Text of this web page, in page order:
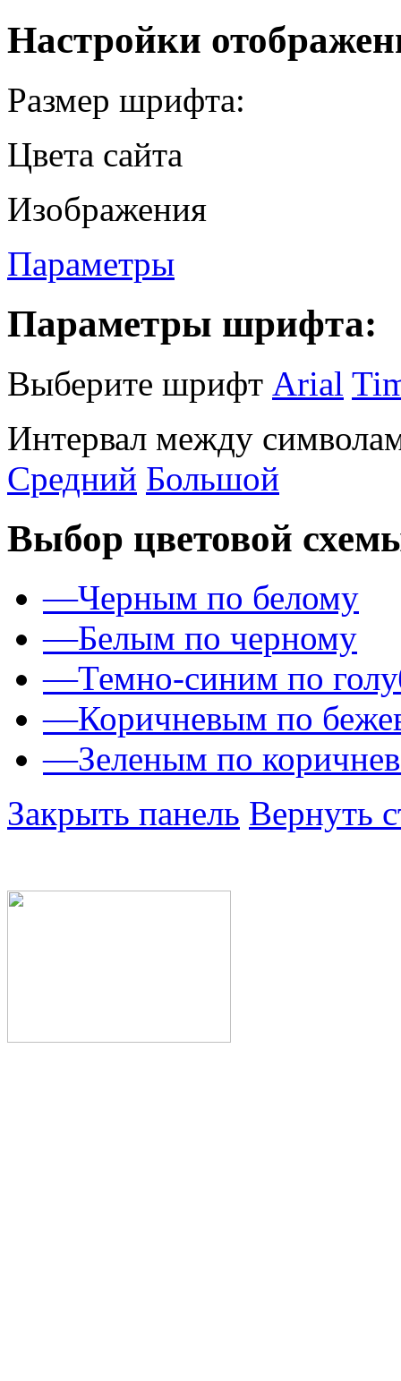
Настройки
Размер шрифта:
Цвета сайта
Изображения
Параметры
Параметры шрифта:
Выберите шрифт Arial
Интервал между
Средний Большой
Выбор цветовой
—Черным по белому
—Белым по черному
—Темно-синим по
—Коричневым по
—Зеленым по
Закрыть панель Вернуть